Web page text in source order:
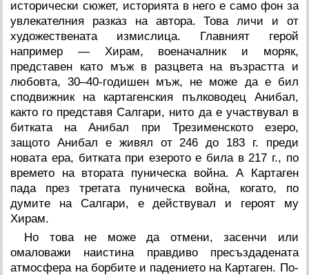
исторически сюжет, историята в него е само фон за
увлекателния разказ на автора. Това личи и от
художествената измислица. Главният герой
например — Хирам, военачалник и моряк,
представен като мъж в разцвета на възрастта и
любовта, 30–40-годишен мъж, не може да е бил
сподвижник на картагенския пълководец Анибал,
както го представя Салгари, нито да е участвувал в
битката на Анибал при Трезименското езеро,
защото Анибал е живял от 246 до 183 г. преди
новата ера, битката при езерото е била в 217 г., по
времето на втората пуническа война. А Картаген
пада през третата пуническа война, когато, по
думите на Салгари, е действувал и героят му
Хирам.
Но това не може да отмени, засенчи или
омаловажи наистина правдиво пресъздадената
атмосфера на борбите и падението на Картаген. По-